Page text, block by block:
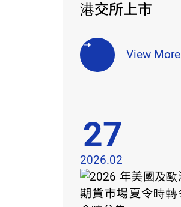
港交所上市
View More
27
2026.02